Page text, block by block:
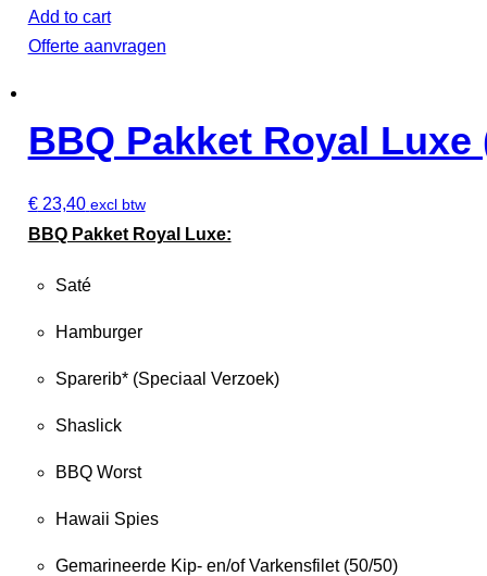
Add to cart
Offerte aanvragen
BBQ Pakket Royal
€23,40 excl btw
BBQ Pakket Royal Luxe:
Saté
Hamburger
Sparerib* (Speciaal Verzoek)
Shaslick
BBQ Worst
Hawaii Spies
Gemarineerde Kip- en/of Varkensfilet (50/50)